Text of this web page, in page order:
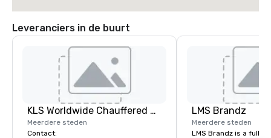
Leveranciers in de buurt
KLS Worldwide Chauffered Services
Meerdere steden
Contact:
LMS Brandz
Meerdere steden
LMS Brandz is a full-